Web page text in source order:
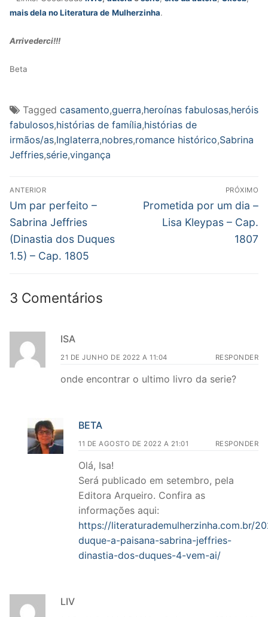
mais dela no Literatura de Mulherzinha.
Arrivederci!!!
Beta
Tagged casamento,guerra,heroínas fabulosas,heróis
fabulosos,histórias de família,histórias de
irmãos/as,Inglaterra,nobres,romance histórico,Sabrina
Jeffries,série,vingança
Navegação
de
Post
ANTERIOR
Post
anterior:
Um par perfeito –
Sabrina Jeffries
(Dinastia dos Duques
1.5) – Cap. 1805
PRÓXIMO
Próximo
post:
Prometida por um dia –
Lisa Kleypas – Cap.
1807
3 Comentários
ISA
21 DE JUNHO DE 2022 A 11:04 RESPONDER
onde encontrar o ultimo livro da serie?
BETA
11 DE AGOSTO DE 2022 A 21:01 RESPONDER
Olá, Isa!
Será publicado em setembro, pela
Editora Arqueiro. Confira as
informações aqui:
https://literaturademulherzinha.com.br/
duque-a-paisana-sabrina-jeffries-
dinastia-dos-duques-4-vem-ai/
LIV